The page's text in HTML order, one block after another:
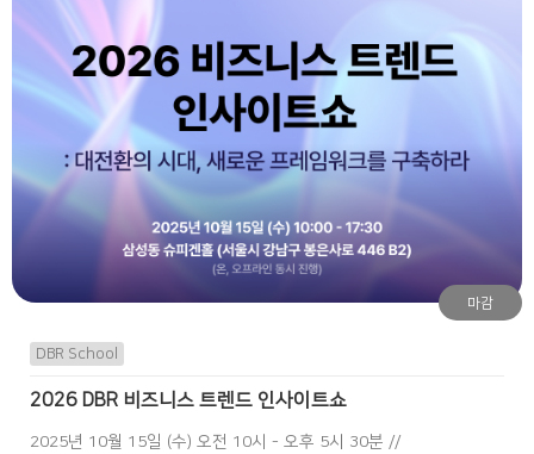
마감
DBR School
2026 DBR 비즈니스 트렌드 인사이트쇼
2025년 10월 15일 (수) 오전 10시 - 오후 5시 30분 //